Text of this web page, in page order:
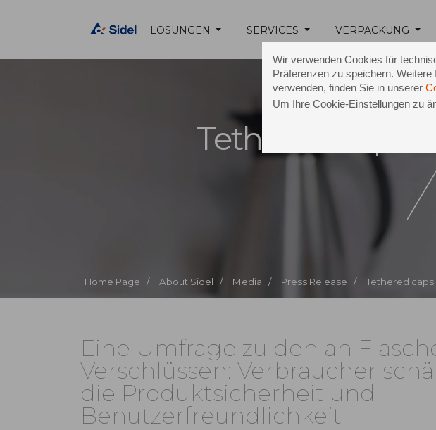
Wir verwenden Cookies für
Präferenzen zu speichern.
verwenden, finden Sie in unserer
Um Ihre Cookie-Einstellungen zu
LÖSUNGEN SERVICES VERPACKUNG
Home Page / About Sidel / Media / Press Release / Tethered caps
Tethered Caps
Eine Umfrage zu den an
Verschlüssen: Verbraucher
die Produktsicherheit und
Benutzerfreundlichkeit